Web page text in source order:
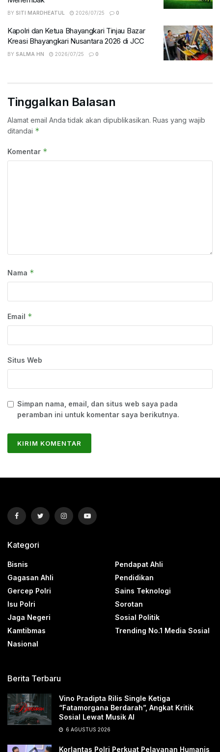
BY SITI MARDHEATUL 2026/07/25 0
Kapolri dan Ketua Bhayangkari Tinjau Bazar
Kreasi Bhayangkari Nusantara 2026 di JCC
BY SALMA HN 2026/07/25 0
Tinggalkan Balasan
Alamat email Anda tidak akan dipublikasikan. Ruas yang wajib
ditandai *
Komentar *
Nama *
Email *
Situs Web
Simpan nama, email, dan situs web saya pada
peramban ini untuk komentar saya berikutnya.
Kategori
Bisnis
Gagasan Ahli
Gercep Polri
Isu Polri
Jaga Negeri
Kamtibmas
Nasional
Pendapat Ahli
Pendidikan
Sains Teknologi
Sorotan
Sosial Politik
Trending No.1 Media Sosial
Berita Terbaru
Vino Pradipta Rilis Single Ketiga
“Fatamorgana Berdarah”, Angkat Kritik
Sosial Lewat Musik AI
6 AGUSTUS 2026
Korlantas Polri Perkuat Pelayanan Humanis